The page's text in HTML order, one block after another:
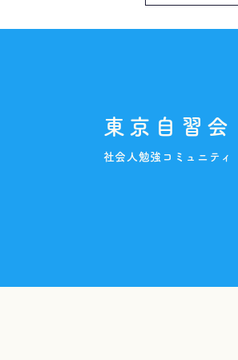
東京自習会
社会人勉強コミュニティ